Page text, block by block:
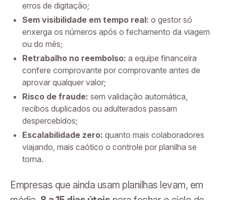
erros de digitação;
Sem visibilidade em tempo real: o gestor só
enxerga os números após o fechamento da viagem
ou do mês;
Retrabalho no reembolso: a equipe financeira
confere comprovante por comprovante antes de
aprovar qualquer valor;
Risco de fraude: sem validação automática,
recibos duplicados ou adulterados passam
despercebidos;
Escalabilidade zero: quanto mais colaboradores
viajando, mais caótico o controle por planilha se
torna.
Empresas que ainda usam planilhas levam, em